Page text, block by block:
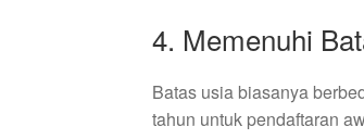
4. Memenuhi
Batas usia biasanya
tahun untuk pendaftaran